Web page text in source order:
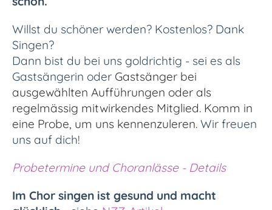
Willst du schöner werden? Kostenlos? Dank
Singen?
Dann bist du bei uns goldrichtig - sei es als
Gastsängerin oder Gastsänger bei
ausgewählten Aufführungen oder als
regelmässig mitwirkendes Mitglied. Komm in
eine Probe, um uns kennenzuleren. Wir freuen
uns auf dich!
Probetermine und Choranlässe - Details
Im Chor singen ist gesund und macht